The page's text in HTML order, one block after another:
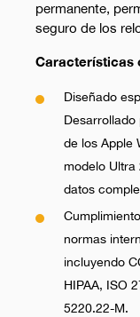
permanente,
seguro de los
Características
Diseñado
de los Apple
modelo Ultra
datos
normas
incluyendo
HIPAA, ISO
5220.22-M.